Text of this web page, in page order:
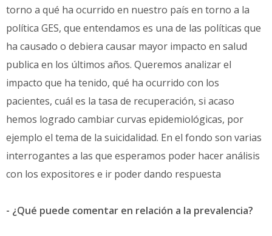
torno a qué ha ocurrido en nuestro país en torno a la
política GES, que entendamos es una de las políticas que
ha causado o debiera causar mayor impacto en salud
publica en los últimos años. Queremos analizar el
impacto que ha tenido, qué ha ocurrido con los
pacientes, cuál es la tasa de recuperación, si acaso
hemos logrado cambiar curvas epidemiológicas, por
ejemplo el tema de la suicidalidad. En el fondo son varias
interrogantes a las que esperamos poder hacer análisis
con los expositores e ir poder dando respuesta
- ¿Qué puede comentar en relación a la prevalencia?